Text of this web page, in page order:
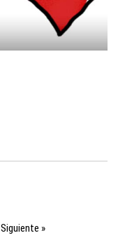
Siguiente »